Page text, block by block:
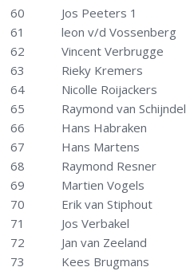
60
Jos Peeters 1
61
leon v/d Vossenberg
62
Vincent Verbrugge
63
Rieky Kremers
64
Nicolle Roijackers
65
Raymond van Schijndel
66
Hans Habraken
67
Hans Martens
68
Raymond Resner
69
Martien Vogels
70
Erik van Stiphout
71
Jos Verbakel
72
Jan van Zeeland
73
Kees Brugmans